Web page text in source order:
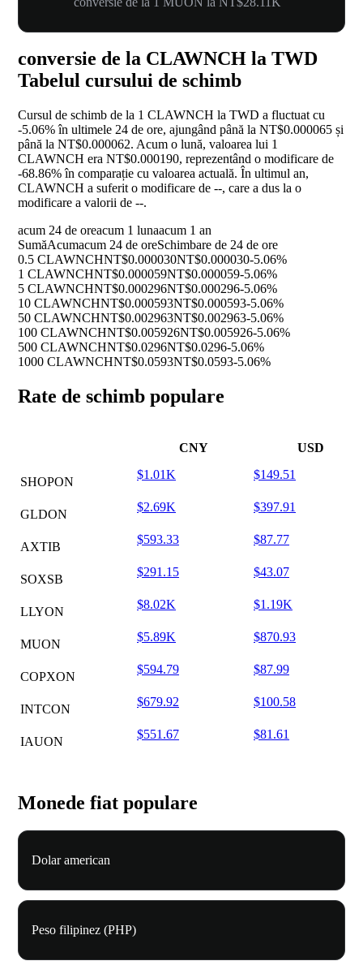
conversie de la CLAWNCH la TWD
Tabelul cursului de schimb
Cursul de schimb de la 1 CLAWNCH la TWD a fluctuat cu
-5.06%în ultimele 24 de ore, ajungând până la NT$0.000065 și
până la NT$0.000062. Acum o lună, valoarea lui 1
CLAWNCH era NT$0.000190, reprezentând o modificare de
-68.86%în comparație cu valoarea actuală. În ultimul an,
CLAWNCH a suferit o modificare de --, care a dus la o
modificare a valorii de --.
acum 24 de oreacum 1 lunaacum 1 an
SumăAcumacum 24 de oreSchimbare de 24 de ore
0.5 CLAWNCHNT$0.000030NT$0.000030-5.06%
1 CLAWNCHNT$0.000059NT$0.000059-5.06%
5 CLAWNCHNT$0.000296NT$0.000296-5.06%
10 CLAWNCHNT$0.000593NT$0.000593-5.06%
50 CLAWNCHNT$0.002963NT$0.002963-5.06%
100 CLAWNCHNT$0.005926NT$0.005926-5.06%
500 CLAWNCHNT$0.0296NT$0.0296-5.06%
1000 CLAWNCHNT$0.0593NT$0.0593-5.06%
Rate de schimb populare
CNY USD
SHOPON
$1.01K $149.51
GLDON
$2.69K $397.91
AXTIB
$593.33 $87.77
SOXSB
$291.15 $43.07
LLYON
$8.02K $1.19K
MUON
$5.89K $870.93
COPXON
$594.79 $87.99
INTCON
$679.92 $100.58
IAUON
$551.67 $81.61
Monede fiat populare
Dolar american
Peso filipinez (PHP)